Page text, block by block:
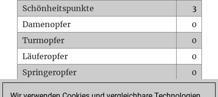
Schönheitspunkte
3
Damenopfer
0
Turmopfer
0
Läuferopfer
0
Springeropfer
0